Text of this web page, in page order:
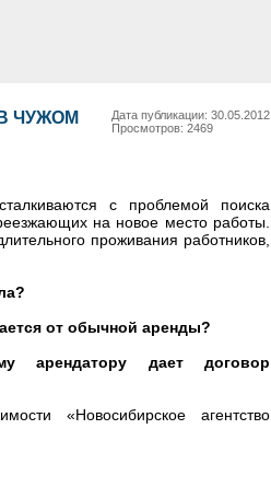
Дата публикации: 30.05.2012
Просмотров: 2469
ЧУЖОМ
с проблемой поиска
на новое место работы.
проживания работников,
от обычной аренды?
арендатору дает договор
«Новосибирское агентство